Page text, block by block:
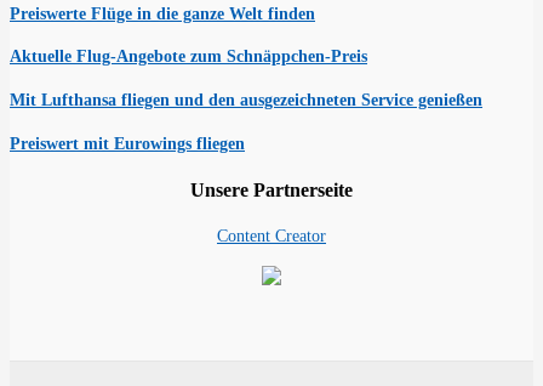
Preiswerte Flüge in die ganze Welt finden
Aktuelle Flug-Angebote zum Schnäppchen-Preis
Mit Lufthansa fliegen und den ausgezeichneten Service genießen
Preiswert mit Eurowings fliegen
Unsere Partnerseite
Content Creator